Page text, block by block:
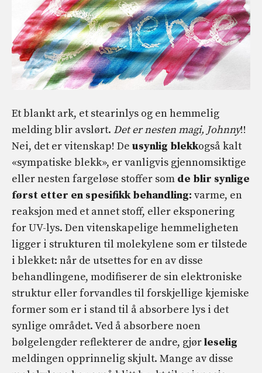
Et blankt ark, et stearinlys og en hemmelig
melding blir avslørt. Det er nesten magi, Johnny!!
Nei, det er vitenskap! De usynlig blekkogså kalt
«sympatiske blekk», er vanligvis gjennomsiktige
eller nesten fargeløse stoffer som de blir synlige
først etter en spesifikk behandling: varme, en
reaksjon med et annet stoff, eller eksponering
for UV-lys. Den vitenskapelige hemmeligheten
ligger i strukturen til molekylene som er tilstede
i blekket: når de utsettes for en av disse
behandlingene, modifiserer de sin elektroniske
struktur eller forvandles til forskjellige kjemiske
former som er i stand til å absorbere lys i det
synlige området. Ved å absorbere noen
bølgelengder reflekterer de andre, gjørleselig
meldingen opprinnelig skjult. Mange av disse